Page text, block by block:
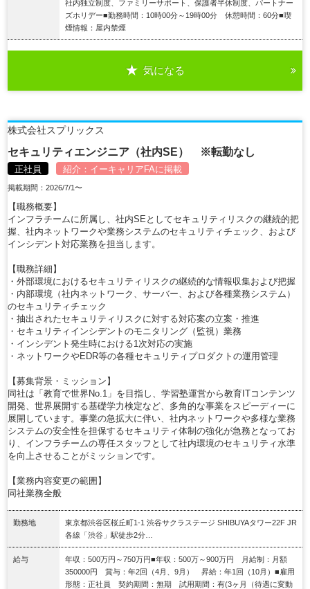
社内独立制度、ファミリーサポート、保護者半休制度、パートナー
ズホリデー■勤務時間：10時00分～19時00分 休憩時間：60分■喫
煙情報：屋内禁煙
気になる
株式会社スプリックス
セキュリティエンジニア（社内SE） ※転勤なし
正社員 紹介： イーキャリアFAに掲載
掲載期間：2026/7/1〜
【職務概要】
インフラチームに所属し、社内SEとしてセキュリティリスクの継続的把
握、社内ネットワークや業務システムのセキュリティチェック、および
インシデント対応業務を担当します。
【職務詳細】
・外部環境におけるセキュリティリスクの継続的な情報収集および把握
・内部環境（社内ネットワーク、サーバー、および各種業務システム）
のセキュリティチェック
・抽出されたセキュリティリスクに対する対応案の立案・推進
・セキュリティインシデントのモニタリング（監視）業務
・インシデント発生時における1次対応の実施
・ネットワークやEDR等の各種セキュリティプロダクトの運用管理
【募集背景・ミッション】
同社は「教育で世界No.1」を目指し、学習塾運営から教育ITコンテンツ
開発、世界展開する基礎学力検定など、多角的な事業をスピーディーに
展開しています。事業の急拡大に伴い、社内ネットワークや多様な業務
システムの安全性を担保するセキュリティ体制の強化が急務となってお
り、インフラチームの専任スタッフとして社内環境のセキュリティ水準
を向上させることがミッションです。
【業務内容変更の範囲】
同社業務全般
勤務地
東京都渋谷区桜丘町1‐1 渋谷サクラステージ SHIBUYAタワー22F JR
各線「渋谷」駅徒歩2分…
給与
年収：500万円～750万円■年収：500万～900万円 月給制：月額
350000円 賞与：年2回（4月、9月） 昇給：年1回（10月）■雇用
形態：正社員 契約期間：無期 試用期間：有(3ヶ月（待遇に変動